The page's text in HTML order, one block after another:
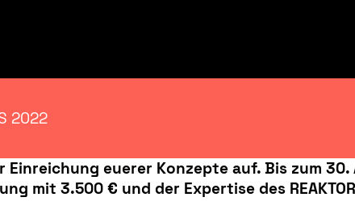
2022
euerer Konzepte auf. Bis zum
mit 3.500 € und der Expertise des